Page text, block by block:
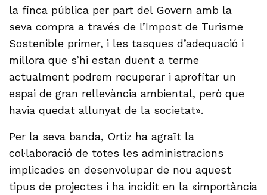
la finca pública per part del Govern amb la
seva compra a través de l’Impost de Turisme
Sostenible primer, i les tasques d’adequació i
millora que s’hi estan duent a terme
actualment podrem recuperar i aprofitar un
espai de gran rellevància ambiental, però que
havia quedat allunyat de la societat».
Per la seva banda, Ortiz ha agraït la
col·laboració de totes les administracions
implicades en desenvolupar de nou aquest
tipus de projectes i ha incidit en la «importància